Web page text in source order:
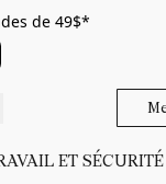
de 49$*
ET